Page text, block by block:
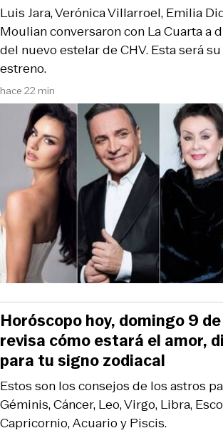
hace 22 min
Luis Jara, Verónica Villarroel, Emilia
Moulian conversaron con La Cuarta a
del nuevo estelar de CHV. Esta será
estreno.
Estos son los consejos de los astros
Géminis, Cáncer, Leo, Virgo, Libra,
Capricornio, Acuario y Piscis.
Horóscopo hoy, domingo 9
revisa cómo estará el amor,
para tu signo zodiacal